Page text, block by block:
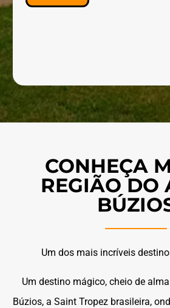
CONHEÇA
REGIÃO DO
Um dos mais incríveis
Um destino mágico, cheio de
Búzios, a Saint Tropez brasileira,